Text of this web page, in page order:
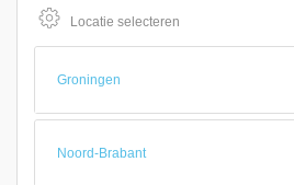
Locatie selecteren
Groningen
Noord-Brabant